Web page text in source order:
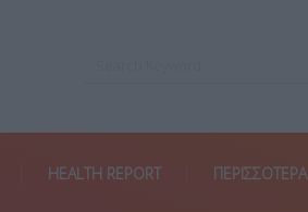
HEALTH REPORT ΠΕΡΙΣΣΌΤΕΡΑ